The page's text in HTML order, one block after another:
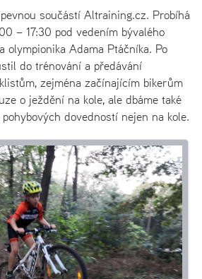
součástí Altraining.cz. Probíhá
– 17:30 pod vedením bývalého
olympionika Adama Ptáčníka. Po
do trénování a předávání
zejména začínajícím bikerům
o ježdění na kole, ale dbáme také
dovedností nejen na kole.